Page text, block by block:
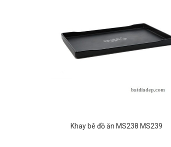
Khay bê đồ ăn MS238 MS239